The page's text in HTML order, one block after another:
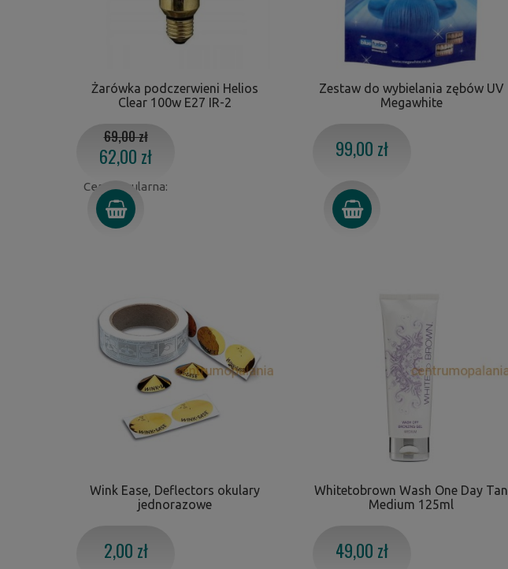
Żarówka podczerwieni Helios
Clear 100w E27 IR-2
62,00 zł
Cena regularna:
69,00 zł
Zestaw do wybielania zębów UV
Megawhite
99,00 zł
Wink Ease, Deflectors okulary
jednorazowe
2,00 zł
Whitetobrown Wash One Day Tan
Medium 125ml
49,00 zł